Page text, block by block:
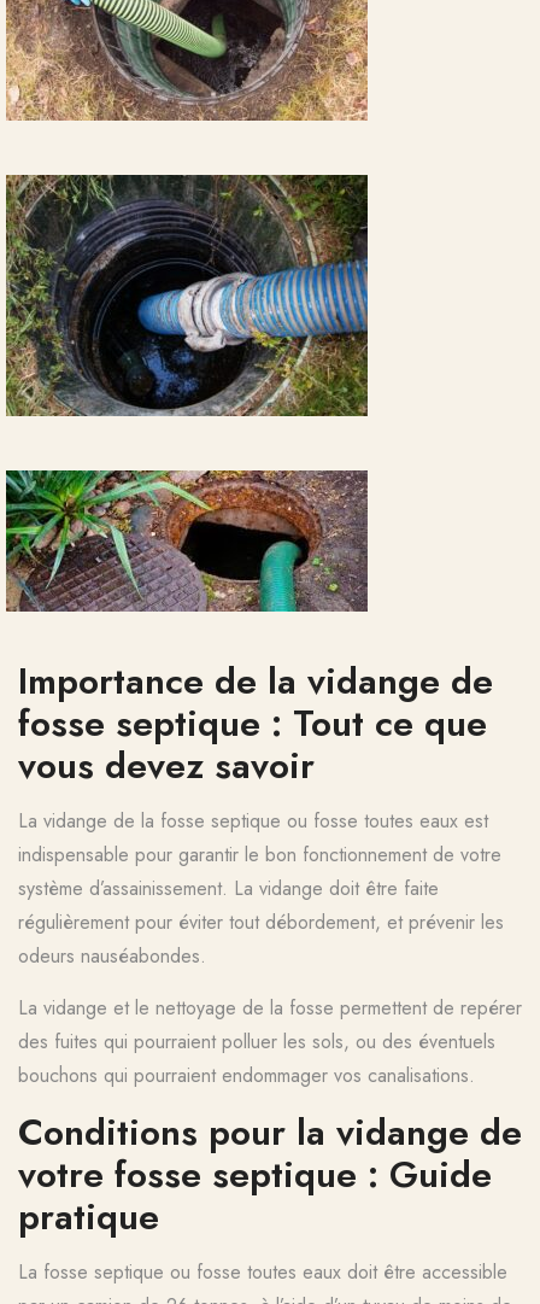
Importance de la vidange de
fosse septique : Tout ce que
vous devez savoir
La vidange de la fosse septique ou fosse toutes eaux est
indispensable pour garantir le bon fonctionnement de votre
système d’assainissement. La vidange doit être faite
régulièrement pour éviter tout débordement, et prévenir les
odeurs nauséabondes.
La vidange et le nettoyage de la fosse permettent de repérer
des fuites qui pourraient polluer les sols, ou des éventuels
bouchons qui pourraient endommager vos canalisations.
Conditions pour la vidange de
votre fosse septique : Guide
pratique
La fosse septique ou fosse toutes eaux doit être accessible